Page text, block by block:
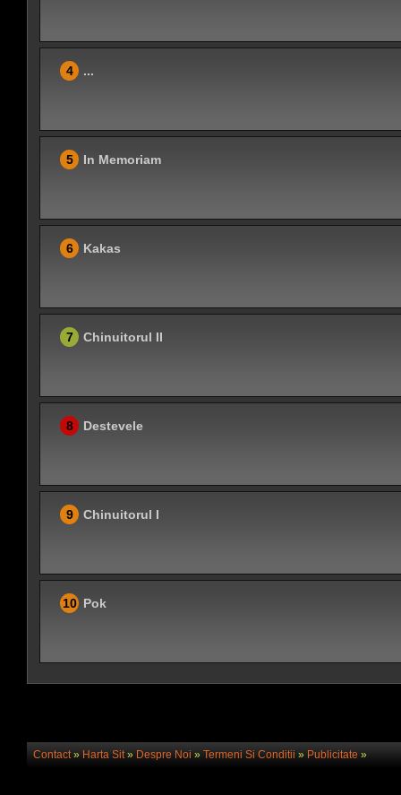
4 ...
5 In Memoriam
6 Kakas
7 Chinuitorul II
8 Destevele
9 Chinuitorul I
10 Pok
Contact» Harta Sit» Despre Noi » Termeni Si Conditii » Publicitate»